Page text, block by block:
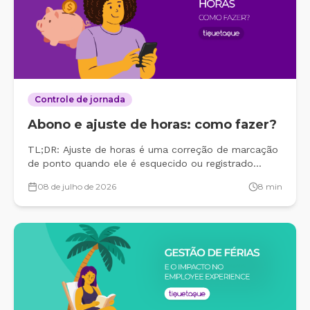
Controle de jornada
Abono e ajuste de horas: como fazer?
TL;DR: Ajuste de horas é uma correção de marcação
de ponto quando ele é esquecido ou registrado
abono é quando a empresa dispensa aquelas horas e
não desconta nada do funcionário. Dá para registrar
08 de julho de 2026 8 min